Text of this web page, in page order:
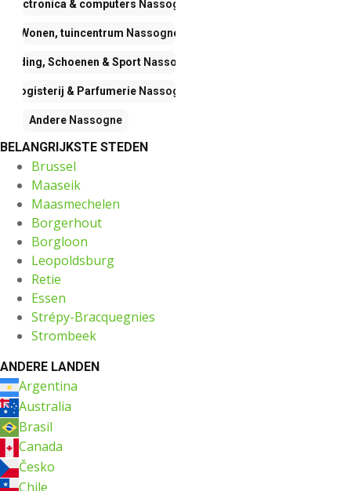
Electronica & computers Nassogne
Wonen, tuincentrum Nassogne
Kleding, Schoenen & SportNassogne
Drogisterij & ParfumerieNassogne
Andere Nassogne
BELANGRIJKSTE STEDEN
Brussel
Maaseik
Maasmechelen
Borgerhout
Borgloon
Leopoldsburg
Retie
Essen
Strépy-Bracquegnies
Strombeek
ANDERE LANDEN
Argentina
Australia
Brasil
Canada
Česko
Chile